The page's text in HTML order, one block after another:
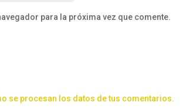
para la próxima vez que comente.
se procesan los datos de tus comentarios.